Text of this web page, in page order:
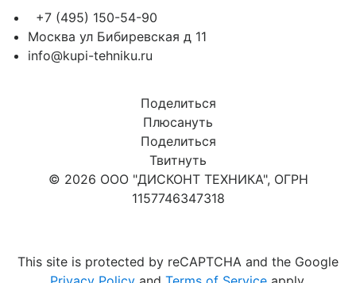
+7 (495) 150-54-90
Москва ул Бибиревская д 11
info@kupi-tehniku.ru
Поделиться
Плюсануть
Поделиться
Твитнуть
© 2026 ООО "ДИСКОНТ ТЕХНИКА", ОГРН
1157746347318
This site is protected by reCAPTCHA and the Google